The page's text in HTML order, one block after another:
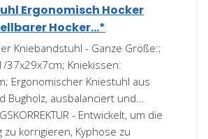
Ergonomisch Hocker
Hocker...*
Kniebandstuhl - Ganze Größe:;
37x29x7cm; Kniekissen:
Ergonomischer Kniestuhl aus
Bugholz, ausbalanciert und...
- Entwickelt, um die
zu korrigieren, Kyphose zu